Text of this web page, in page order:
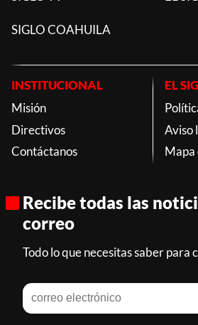
SIGLO COAHUILA
INSTITUCIONAL
Misión
Directivos
Contáctanos
EL
Aviso
Mapa
Recibe todas las
correo
Todo lo que necesitas saber para